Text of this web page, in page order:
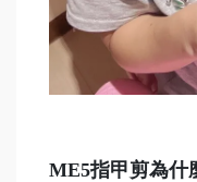
ME5指甲剪為什